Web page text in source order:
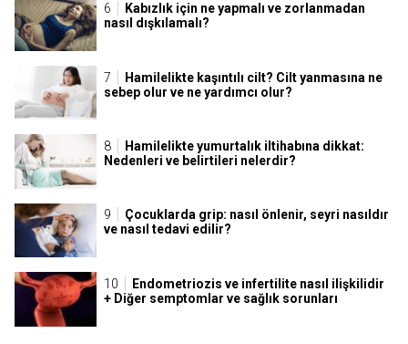
Kabızlık için ne yapmalı ve zorlanmadan
nasıl dışkılamalı?
Hamilelikte kaşıntılı cilt? Cilt yanmasına ne
sebep olur ve ne yardımcı olur?
Hamilelikte yumurtalık iltihabına dikkat:
Nedenleri ve belirtileri nelerdir?
Çocuklarda grip: nasıl önlenir, seyri nasıldır
ve nasıl tedavi edilir?
Endometriozis ve infertilite nasıl ilişkilidir
+ Diğer semptomlar ve sağlık sorunları